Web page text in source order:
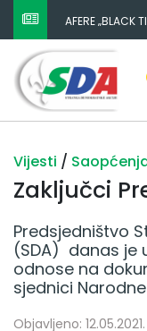
AFERE „BLACK
ZATAŠKATI
Vijesti /
Zaključci
Predsjedništvo
(SDA) danas je
odnose na
sjednici
Objavljeno: